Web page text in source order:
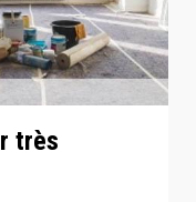
très